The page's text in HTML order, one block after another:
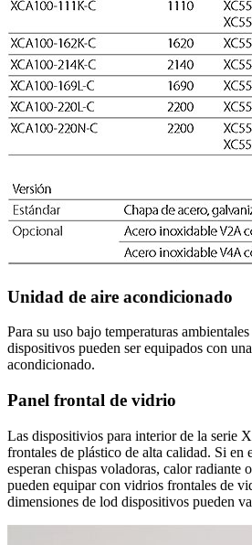
Unidad de aire acondicionado
Para su uso bajo temperaturas
dispositivos pueden ser equipados con
acondicionado.
Panel frontal de vidrio
Las dispositivios para interior de la serie
frontales de plástico de alta calidad. Si en
esperan chispas voladoras, calor radiante
pueden equipar con vidrios frontales de
dimensiones de lod dispositivos pueden